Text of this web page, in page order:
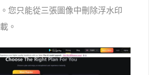
您只能從三張圖像中刪除浮水印
。